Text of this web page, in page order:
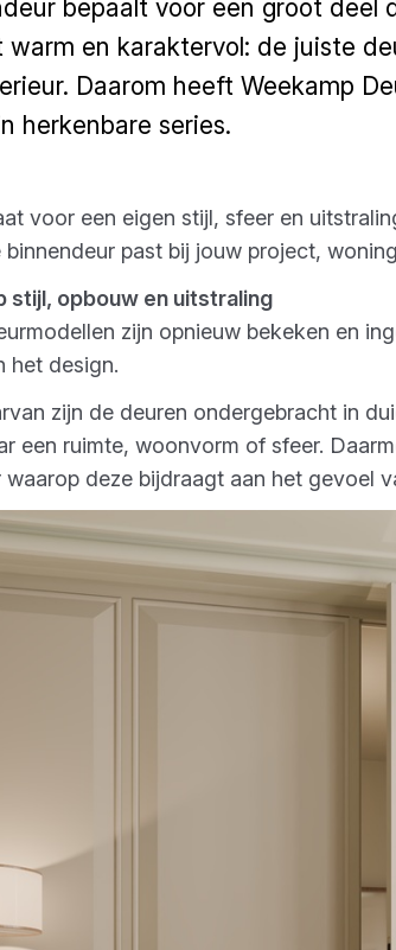
bepaalt voor een groot
warm en karaktervol: de juiste
Daarom heeft Weekamp
herkenbare series.
voor een eigen stijl, sfeer en
binnendeur past bij jouw project,
stijl, opbouw en uitstraling
zijn opnieuw bekeken en
het design.
zijn de deuren ondergebracht in
een ruimte, woonvorm of sfeer.
waarop deze bijdraagt aan het gevoel